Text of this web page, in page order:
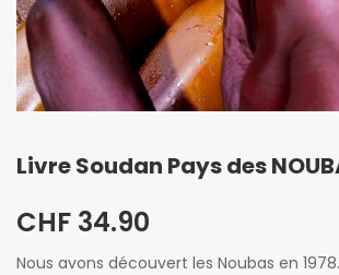
Livre Soudan Pays des
CHF 34.90
Nous avons découvert les Noubas en